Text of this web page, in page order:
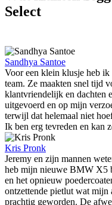
Select
Sandhya Santoe
Voor een klein klusje heb ik
team. Ze maakten snel tijd
klantvriendelijk en dachten
uitgevoerd en op mijn
terwijl dat helemaal niet
Ik ben erg tevreden en kan
Kris Pronk
Jeremy en zijn mannen
heb mijn nieuwe BMW X5
en het opnieuw
ontzettende pietlut wat mijn
prachtig geworden. De